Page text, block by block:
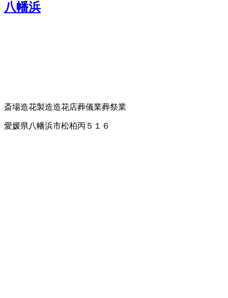
八幡浜
斎場造花製造造花店葬儀業葬祭業
愛媛県八幡浜市松柏丙５１６